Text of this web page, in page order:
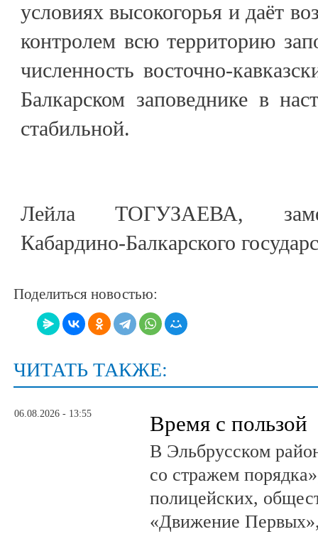
условиях высокогорья и даёт
контролем всю территорию
численность восточно-
Балкарском заповеднике в
стабильной.
Лейла ТОГУЗАЕВА,
Кабардино-Балкарского
Поделиться новостью:
ЧИТАТЬ ТАКЖЕ:
06.08.2026 - 13:55 Время с пользой
В Эльбрусском
со стражем
полицейских,
«Движение